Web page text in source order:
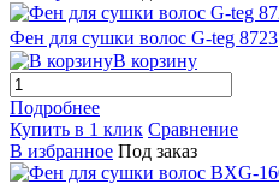
Фен для сушки волос G-teg 8723
В корзину
Подробнее
Купить в 1 клик Сравнение
В избранное Под заказ